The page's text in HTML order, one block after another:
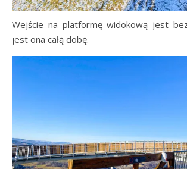
Wejście na platformę widokową jest
jest ona całą dobę.